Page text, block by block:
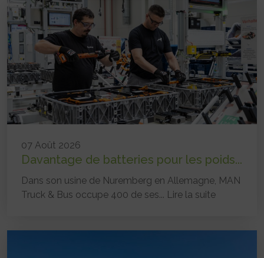
07 Août 2026
Davantage de batteries pour les poids...
Dans son usine de Nuremberg en Allemagne, MAN
Truck & Bus occupe 400 de ses... Lire la suite